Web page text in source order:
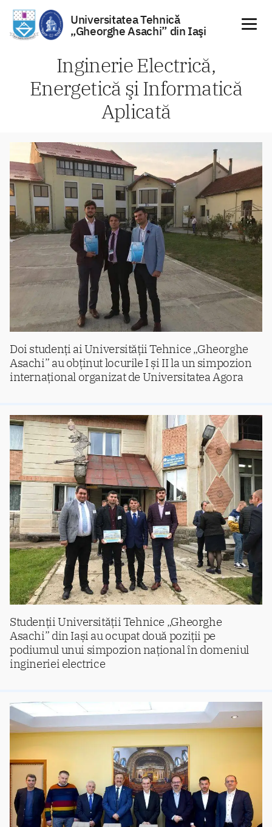
conținut
Universitatea Tehnică
„Gheorghe Asachi” din Iaşi
Inginerie Electrică,
Energetică şi Informatică
Aplicată
Doi studenți ai Universității Tehnice „Gheorghe
Asachi” au obținut locurile I și II la un simpozion
internațional organizat de Universitatea Agora
Studenții Universității Tehnice „Gheorghe
Asachi” din Iași au ocupat două poziții pe
podiumul unui simpozion național în domeniul
ingineriei electrice